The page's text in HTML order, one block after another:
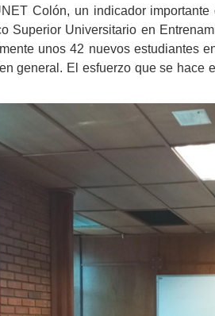
Colón, un indicador
Superior Universitario en
unos 42 nuevos estudiantes
general. El esfuerzo que se hace